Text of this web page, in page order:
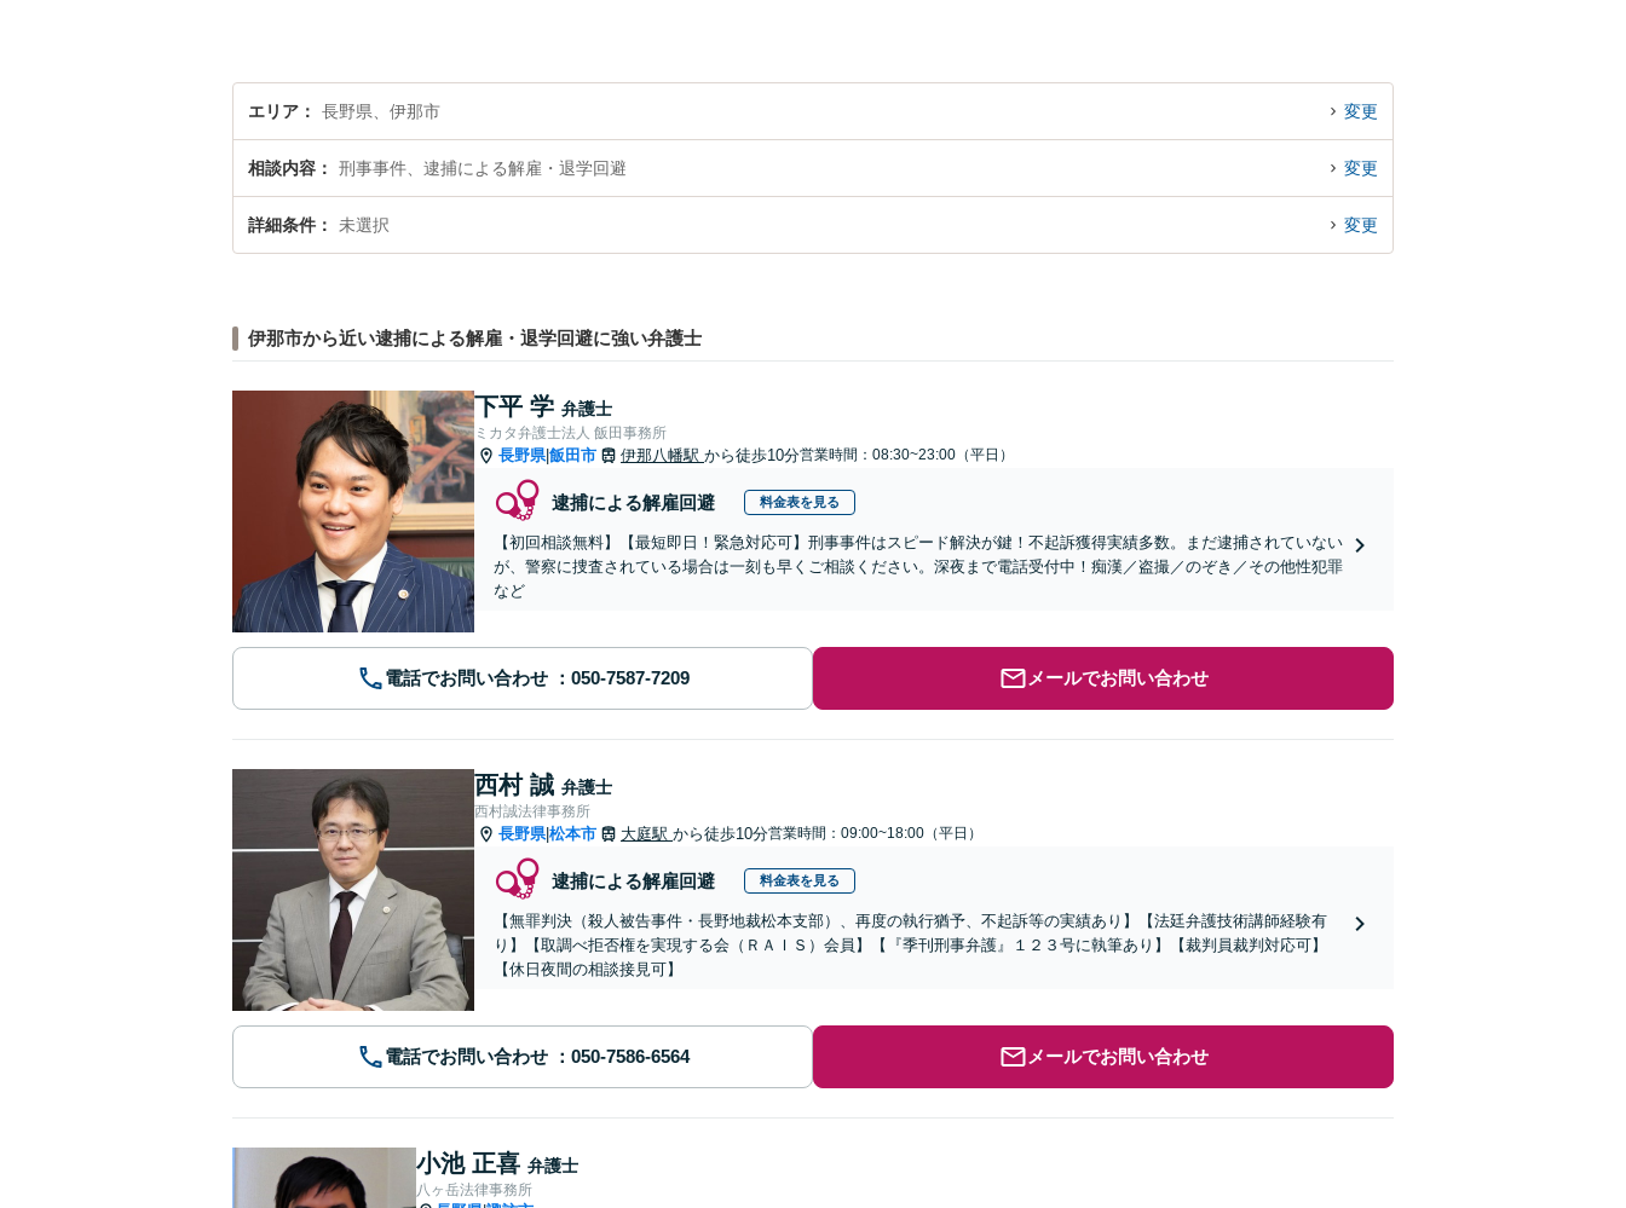
エリア 長野県、伊那市 変更
相談内容 刑事事件、逮捕による解雇・退学回避 変更
詳細条件 未選択 変更
伊那市から近い逮捕による解雇・退学回避に強い弁護士
下平 学 弁護士
ミカタ弁護士法人 飯田事務所
長野県|飯田市 伊那八幡駅 から徒歩10分営業時間：08:30~23:00（平日）
逮捕による解雇回避 料金表を見る
【初回相談無料】【最短即日！緊急対応可】刑事事件はスピード解決が鍵！不起訴獲得実績多数。まだ逮捕されていない
が、警察に捜査されている場合は一刻も早くご相談ください。深夜まで電話受付中！痴漢／盗撮／のぞき／その他性犯罪
など
電話でお問い合わせ メールでお問い合わせ
西村 誠 弁護士
西村誠法律事務所
長野県|松本市 大庭駅 から徒歩10分営業時間：09:00~18:00（平日）
逮捕による解雇回避 料金表を見る
【無罪判決（殺人被告事件・長野地裁松本支部）、再度の執行猶予、不起訴等の実績あり】【法廷弁護技術講師経験有
り】【取調べ拒否権を実現する会（ＲＡＩＳ）会員】【『季刊刑事弁護』１２３号に執筆あり】【裁判員裁判対応可】
【休日夜間の相談接見可】
電話でお問い合わせ メールでお問い合わせ
小池 正喜 弁護士
八ヶ岳法律事務所